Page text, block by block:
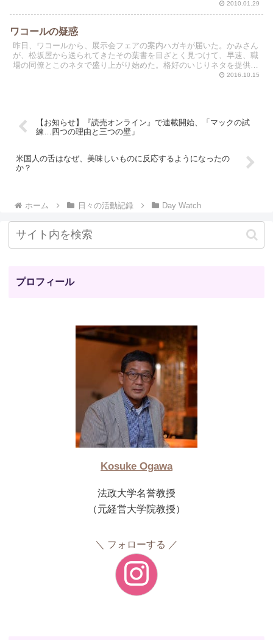
2010.01.29
ワコールの疑惑
昨日、ワコールから、展示会フェアの案内ハガキが届いた。かみさん
が、松坂屋から送られてきたその葉書を目ざとく見つけて、早速、職
場の同僚とこのネタで盛り上がり始めた。格好のいじりネタを提供し
2016.10.15
【お知らせ】『読売オンライン』で連載開始、「マックの試
練…四つの理由と三つの壁」
米国人の舌はなぜ、美味しいものに反応するようになったの
か？
ホーム 日々の活動記録 Day Watch
プロフィール
Kosuke Ogawa
法政大学名誉教授
（元経営大学院教授）
フォローする